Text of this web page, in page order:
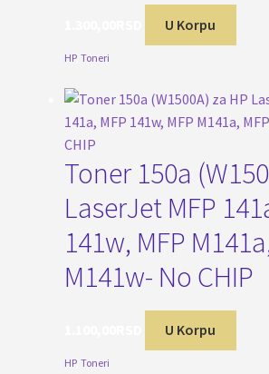
U Korpu
HP, Toneri
Toner 150a
LaserJet MFP
141w, MFP
M141w- No CHIP
U Korpu
HP, Toneri